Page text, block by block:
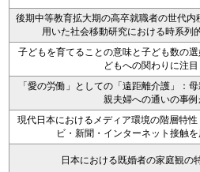
後期中等教育拡大期の高卒就職者の世代内
用いた社会移動研究における時系列
子どもを育てることの意味と子ども数の
どもへの関わりに注目
「愛の労働」としての「遠距離介護」：
親夫婦への通いの事例
現代日本におけるメディア環境の階層特
ビ・新聞・インターネット接触
日本における既婚者の家庭観の